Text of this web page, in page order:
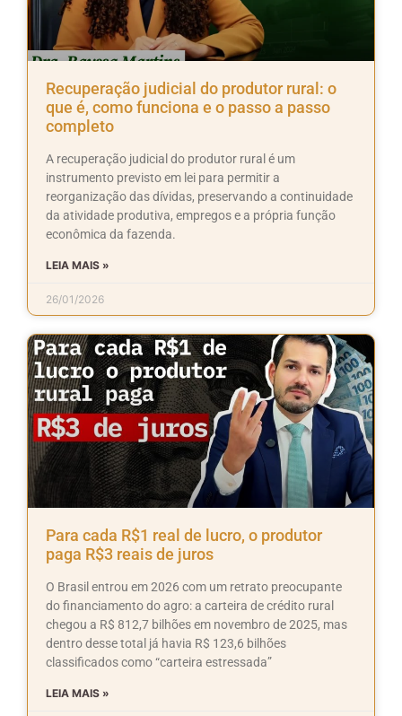
Recuperação judicial do produtor rural: o
que é, como funciona e o passo a passo
completo
A recuperação judicial do produtor rural é um
instrumento previsto em lei para permitir a
reorganização das dívidas, preservando a continuidade
da atividade produtiva, empregos e a própria função
econômica da fazenda.
LEIA MAIS »
26/01/2026
Para cada R$1 real de lucro, o produtor
paga R$3 reais de juros
O Brasil entrou em 2026 com um retrato preocupante
do financiamento do agro: a carteira de crédito rural
chegou a R$ 812,7 bilhões em novembro de 2025, mas
dentro desse total já havia R$ 123,6 bilhões
classificados como “carteira estressada”
LEIA MAIS »